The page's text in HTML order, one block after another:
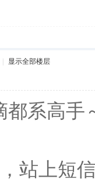
显示全部楼层
都系高手
站上短